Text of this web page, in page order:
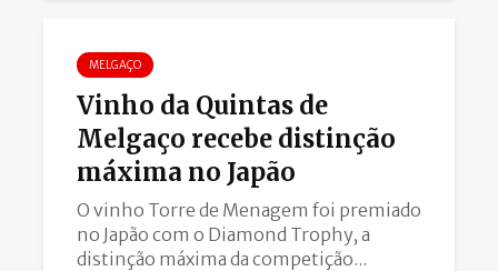
MELGAÇO
Vinho da Quintas de
Melgaço recebe distinção
máxima no Japão
O vinho Torre de Menagem foi premiado
no Japão com o Diamond Trophy, a
distinção máxima da competição...